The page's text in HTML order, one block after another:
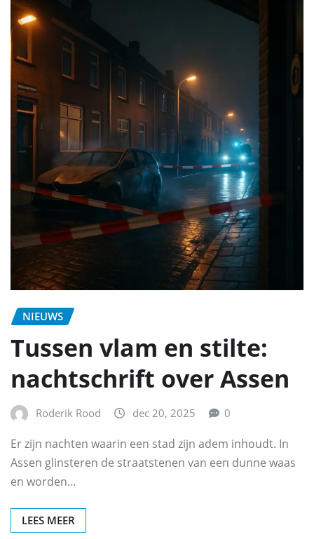
NIEUWS
Tussen vlam en stilte:
nachtschrift over Assen
Roderik Rood dec 20, 2025 0
Er zijn nachten waarin een stad zijn adem inhoudt. In
Assen glinsteren de straatstenen van een dunne waas
en worden…
LEES MEER